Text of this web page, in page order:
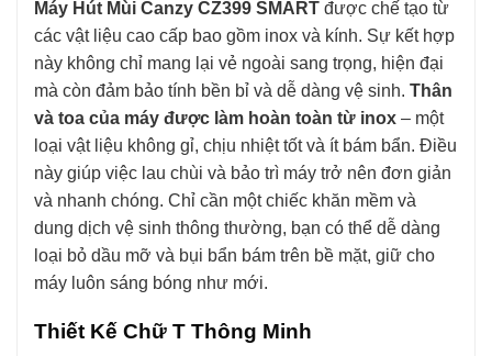
Máy Hút Mùi Canzy CZ399 SMART được chế tạo từ
các vật liệu cao cấp bao gồm inox và kính. Sự kết hợp
này không chỉ mang lại vẻ ngoài sang trọng, hiện đại
mà còn đảm bảo tính bền bỉ và dễ dàng vệ sinh. Thân
và toa của máy được làm hoàn toàn từ inox – một
loại vật liệu không gỉ, chịu nhiệt tốt và ít bám bẩn. Điều
này giúp việc lau chùi và bảo trì máy trở nên đơn giản
và nhanh chóng. Chỉ cần một chiếc khăn mềm và
dung dịch vệ sinh thông thường, bạn có thể dễ dàng
loại bỏ dầu mỡ và bụi bẩn bám trên bề mặt, giữ cho
máy luôn sáng bóng như mới.
Thiết Kế Chữ T Thông Minh